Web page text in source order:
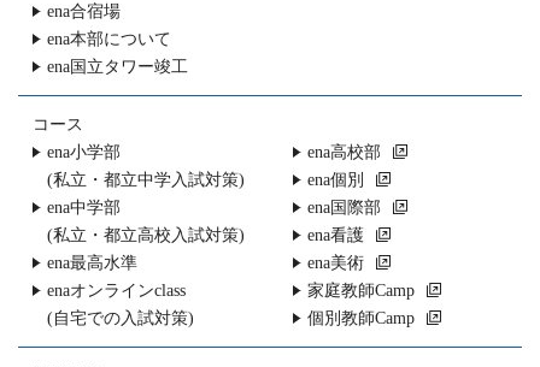
ena合宿場
ena本部について
ena国立タワー竣工
コース
ena小学部
(私立・都立中学入試対策)
ena中学部
(私立・都立高校入試対策)
ena最高水準
enaオンラインclass
(自宅での入試対策)
ena高校部
ena個別
ena国際部
ena看護
ena美術
家庭教師Camp
個別教師Camp